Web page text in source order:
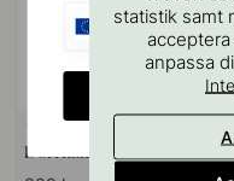
Dörrhandtag Skagen -
statistik samt
acceptera
anpassa
EU